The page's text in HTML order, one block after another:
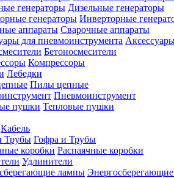
Дизельные генераторы
Инверторные
Сварочные аппараты
Бетоносмесители
Компрессоры
Лебедки
Пилы цепные
Пневмоинструмент
Тепловые пушки
Кабель
Гофра и Трубы
Распаячные коробки
Удлинители